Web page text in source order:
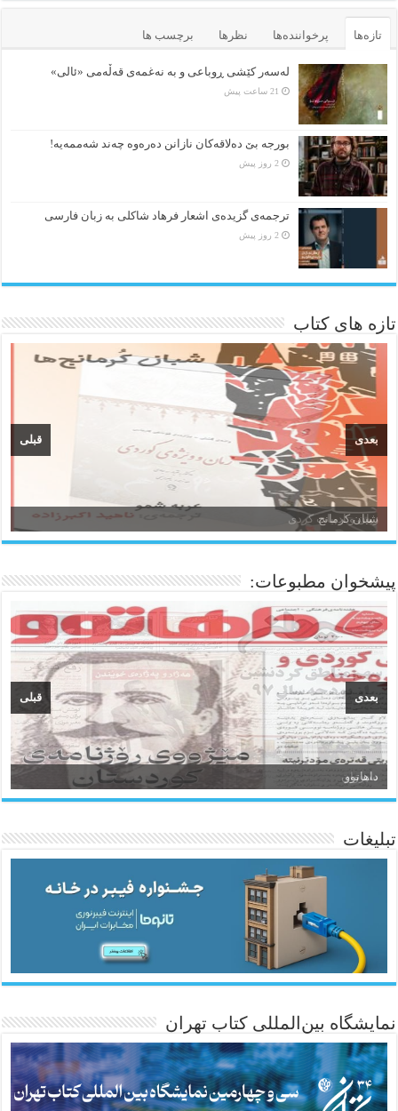
تازه‌ها پرخواننده‌ها نظرها برچسب ها
لەسەر کێشی ڕوباعی و به نەغمەی قەڵەمی «ئالی»
21 ساعت پیش
بورجە بێ دەلاقەکان نازانن دەرەوە چەند شەممەیە!
2 روز پیش
ترجمه‌ی گزیده‌‌ی اشعار فرهاد شاکلی به زبان فارسی
2 روز پیش
تازه های کتاب
زبان و ادبیات کردی
قبلی بعدی
پیشخوان مطبوعات:
سیروان
ئاژانسی هەواڵی مێهر
قبلی بعدی
تبلیغات
نمایشگاه بین‌المللی کتاب تهران